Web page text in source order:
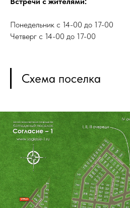
Понедельник с 14-00 до 17-00
Четверг с 14-00 до 17-00
Схема поселка